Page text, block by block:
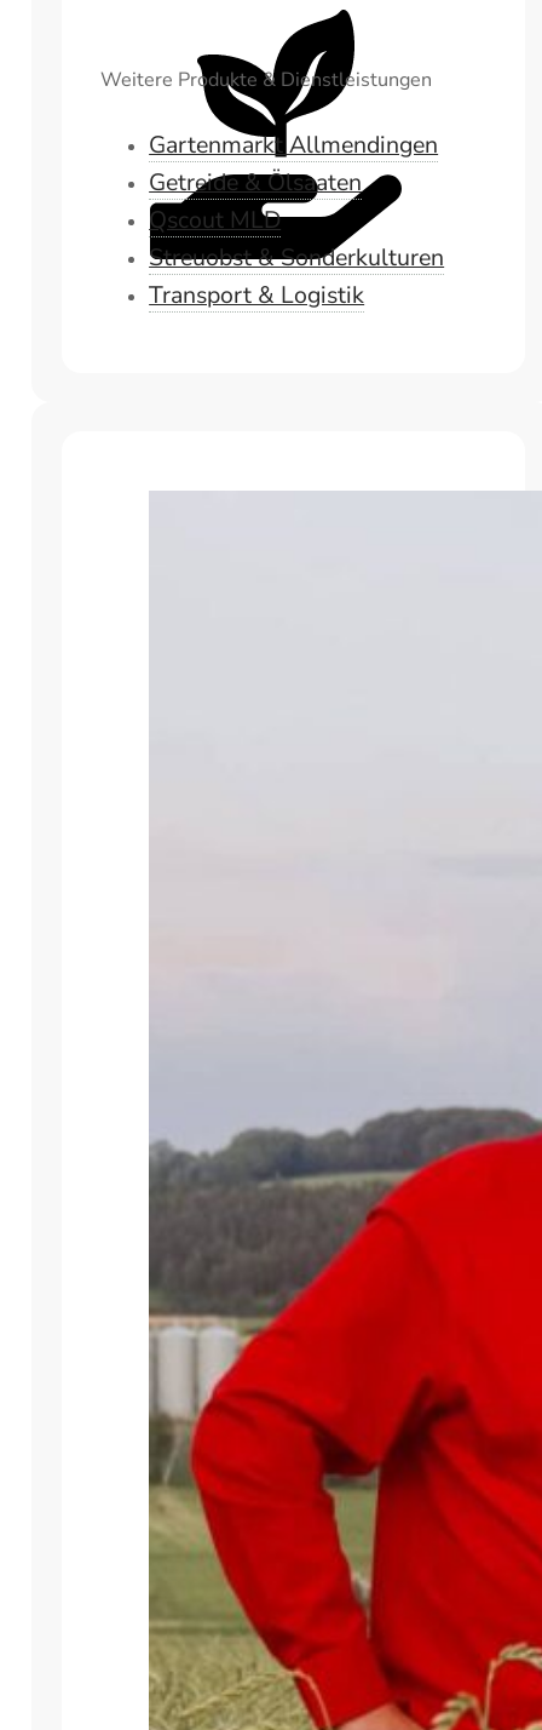
Weitere Produkte & Dienstleistungen
Gartenmarkt Allmendingen
Getreide & Ölsaaten
Qscout MLD
Streuobst & Sonderkulturen
Transport & Logistik